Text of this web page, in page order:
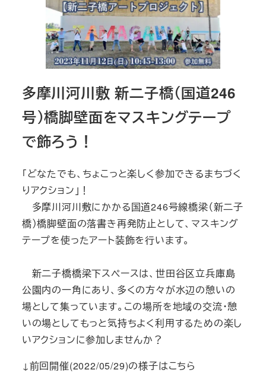
多摩川河川敷 新二子橋（国道246
号）橋脚壁面をマスキングテープ
で飾ろう！
「どなたでも、ちょこっと楽しく参加できるまちづく
りアクション」！
多摩川河川敷にかかる国道246号線橋梁（新二子
橋）橋脚壁面の落書き再発防止として、マスキング
テープを使ったアート装飾を行います。
新二子橋橋梁下スペースは、世田谷区立兵庫島
公園内の一角にあり、多くの方々が水辺の憩いの
場として集っています。この場所を地域の交流・憩
いの場としてもっと気持ちよく利用するための楽し
いアクションに参加しませんか？
↓前回開催(2022/05/29)の様子はこちら